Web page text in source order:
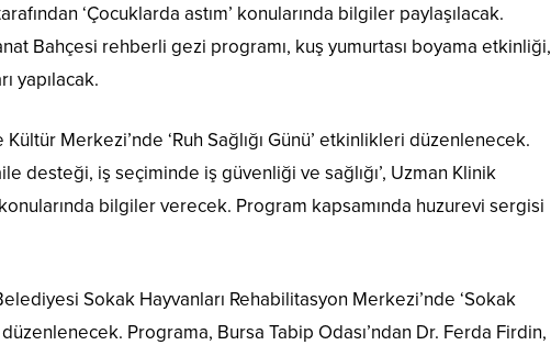
‘Çocuklarda astım’ konularında bilgiler paylaşılacak.
Bahçesi rehberli gezi programı, kuş yumurtası boyama etkinliği,
yapılacak.
Merkezi’nde ‘Ruh Sağlığı Günü’ etkinlikleri düzenlenecek.
desteği, iş seçiminde iş güvenliği ve sağlığı’, Uzman Klinik
konularında bilgiler verecek. Program kapsamında huzurevi sergisi
Sokak Hayvanları Rehabilitasyon Merkezi’nde ‘Sokak
Programa, Bursa Tabip Odası’ndan Dr. Ferda Firdin,